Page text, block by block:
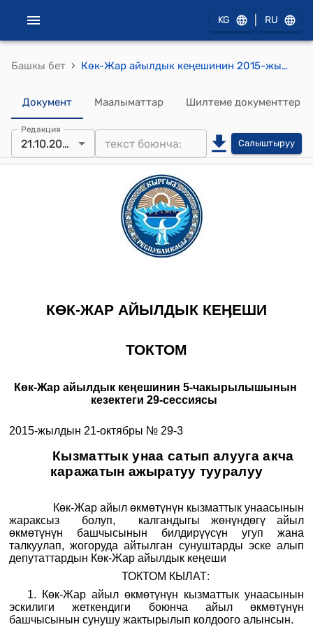
KG RU
Башкы бет › Көк-Жар айылдык кеңешинин 2015-жылдын 21-октябрындагы № 29-3 "Кызматтык унаа сатып алууга акча каражатын ажыратуу тууралуу" токтому
Документ Маалыматтар Шилтеме документтер
Редакция
21.10.2015 Салыштыруу